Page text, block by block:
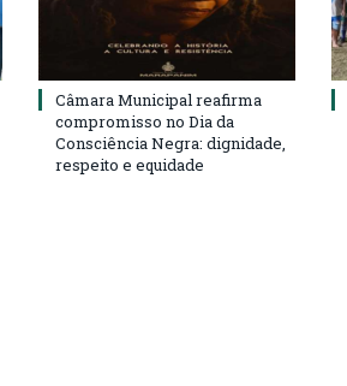
Câmara Municipal reafirma
compromisso no Dia da
Consciência Negra: dignidade,
respeito e equidade